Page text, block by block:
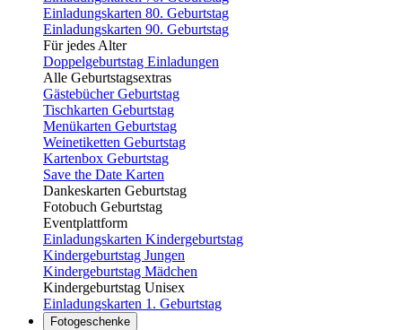
Einladungskarten 80. Geburtstag
Einladungskarten 90. Geburtstag
Für jedes Alter
Doppelgeburtstag Einladungen
Alle Geburtstagsextras
Gästebücher Geburtstag
Tischkarten Geburtstag
Menükarten Geburtstag
Weinetiketten Geburtstag
Kartenbox Geburtstag
Save the Date Karten
Dankeskarten Geburtstag
Fotobuch Geburtstag
Eventplattform
Einladungskarten Kindergeburtstag
Kindergeburtstag Jungen
Kindergeburtstag Mädchen
Kindergeburtstag Unisex
Einladungskarten 1. Geburtstag
Fotogeschenke